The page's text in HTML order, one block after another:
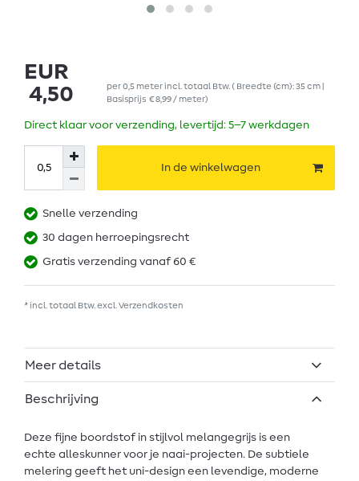
EUR
4,50
per0,5 meter incl. totaal Btw. ( Breedte (cm): 35 cm |
Basisprijs € 8,99 / meter)
Direct klaar voor verzending, levertijd: 5–7 werkdagen
In de winkelwagen
Snelle verzending
30 dagen herroepingsrecht
Gratis verzending vanaf 60 €
* incl. totaal Btw. excl.Verzendkosten
Meer details
Beschrijving
Deze fijne boordstof in stijlvol melangegrijs is een
echte alleskunner voor je naai-projecten. De subtiele
melering geeft het uni-design een levendige, moderne